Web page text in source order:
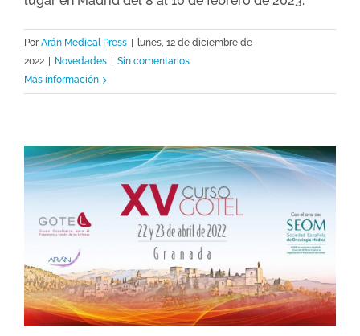
PorArán Medical Press |
lunes, 12 de diciembre de
2022 | Novedades | Sin comentarios
Más información